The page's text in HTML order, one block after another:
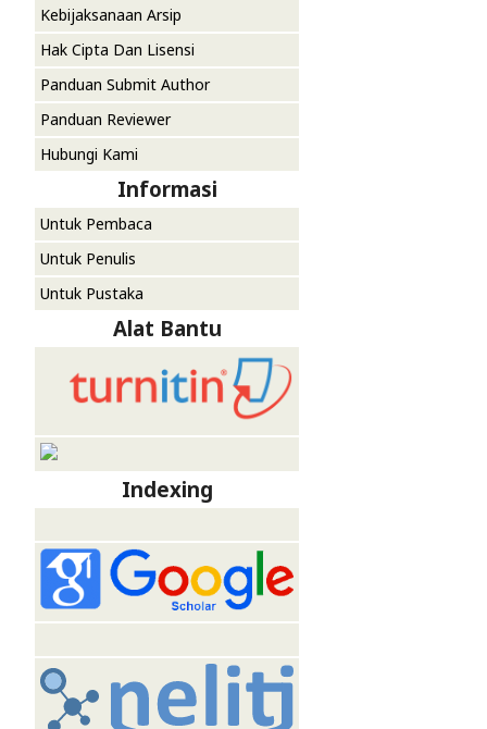
Kebijaksanaan Arsip
Hak Cipta Dan Lisensi
Panduan Submit Author
Panduan Reviewer
Hubungi Kami
Informasi
Untuk Pembaca
Untuk Penulis
Untuk Pustaka
Alat Bantu
Indexing